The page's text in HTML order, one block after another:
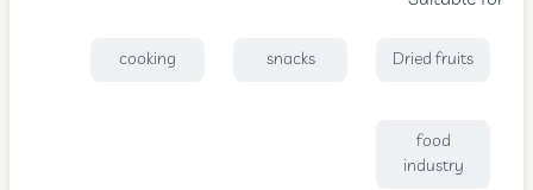
Dried fruits
snacks
cooking
food
industry